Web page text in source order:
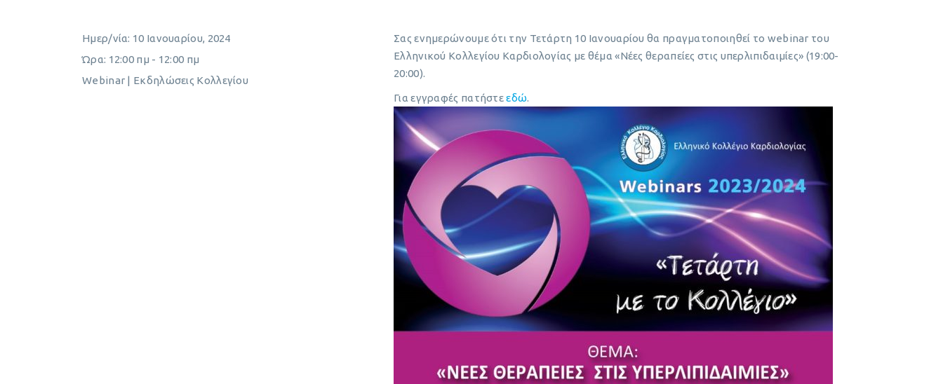
Ημερ/νία: 10 Ιανουαρίου, 2024
Ώρα: 12:00 πμ - 12:00 πμ
Webinar | Εκδηλώσεις Κολλεγίου
Σας ενημερώνουμε ότι την Τετάρτη 10 Ιανουαρίου θα πραγματοποιηθεί το webinar του
Ελληνικού Κολλεγίου Καρδιολογίας με θέμα «Νέες θεραπείες στις υπερλιπιδαιμίες» (19:00-
20:00).
Για εγγραφές πατήστεεδώ.